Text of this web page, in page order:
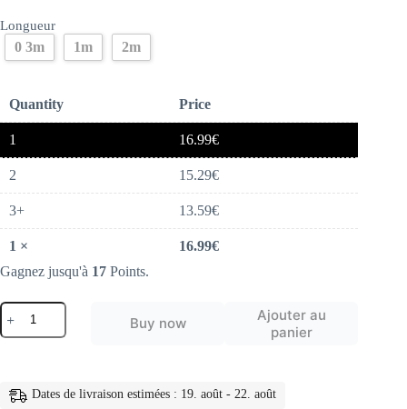
Longueur
0 3m 1m 2m
Quantity Price
1 16.99€
2 15.29€
3+ 13.59€
1 × 16.99€
Gagnez jusqu'à 17 Points.
quantité
de
Fil
de
Buy now
Ajouter au
panier
Dates de livraison estimées : 19. août - 22. août